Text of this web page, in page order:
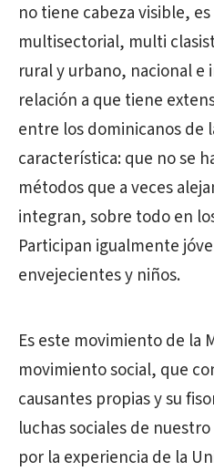
no tiene cabeza visible,
multisectorial, multi
rural y urbano, nacional
relación a que tiene
entre los dominicanos de
característica: que no se
métodos que a veces
integran, sobre todo en
Participan igualmente
envejecientes y niños.
Es este movimiento de la
movimiento social, que
causantes propias y su
luchas sociales de
por la experiencia de la